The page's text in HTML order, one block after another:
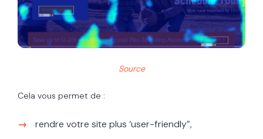
Source
Cela vous permet de :
rendre votre site plus ‘user-friendly”,